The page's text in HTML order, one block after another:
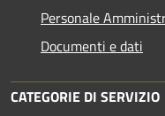
Personale
Documenti e dati
CATEGORIE DI SERVIZIO